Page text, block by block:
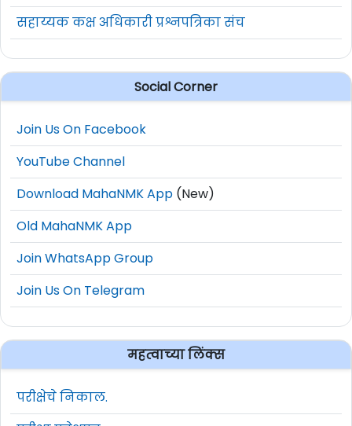
सहाय्यक कक्ष अधिकारी प्रश्नपत्रिका संच
Social Corner
Join Us On Facebook
YouTube Channel
Download MahaNMK App (New)
Old MahaNMK App
Join WhatsApp Group
Join Us On Telegram
महत्वाच्या लिंक्स
परीक्षेचे निकाल.